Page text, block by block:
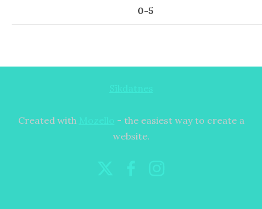
0-5
Created with
- the easiest way to create a
website.